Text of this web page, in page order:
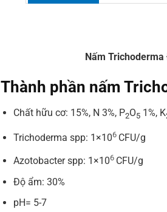
Nấm Trichoderma
Thành phần nấm
Chất hữu cơ: 15%, N 3%, P2O51%, K
Trichoderma spp: 1×106 CFU/g
Azotobacter spp: 1×106 CFU/g
Độ ẩm: 30%
pH= 5-7